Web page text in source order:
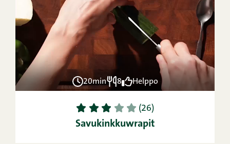
20min 8 Helppo
1 2 3 4 5 (26)
Savukinkkuwrapit